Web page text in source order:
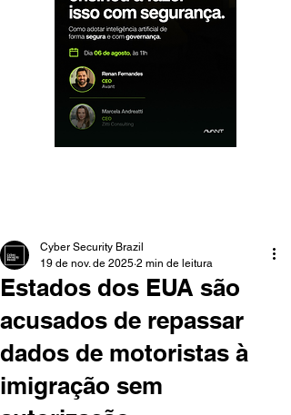
Estados dos EUA são
acusados de repassar
dados de motoristas à
imigração sem
Cyber Security Brazil
19 de nov. de 2025 2 min de leitura